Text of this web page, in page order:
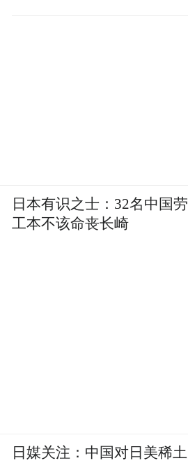
日本有识之士：32名中国劳
工本不该命丧长崎
日媒关注：中国对日美稀土